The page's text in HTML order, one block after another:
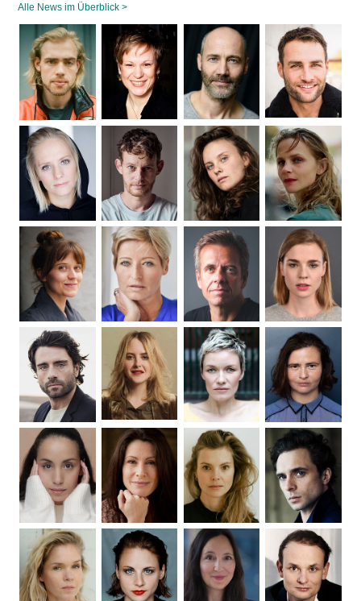
Alle News im Überblick >
Navigation
überspringen